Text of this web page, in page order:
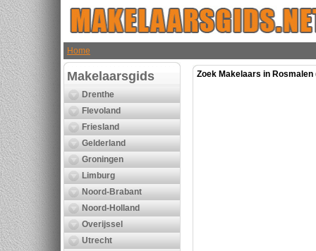
Home
Makelaarsgids
Drenthe
Flevoland
Friesland
Gelderland
Groningen
Limburg
Noord-Brabant
Noord-Holland
Overijssel
Utrecht
Zoek Makelaars in